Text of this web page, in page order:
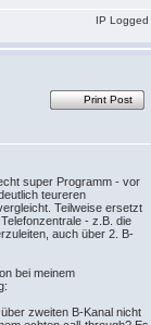
IP Logged
Print Post
super Programm - vor
teureren
Teilweise ersetzt
- z.B. die
auch über 2. B-
bei meinem
zweiten B-Kanal nicht